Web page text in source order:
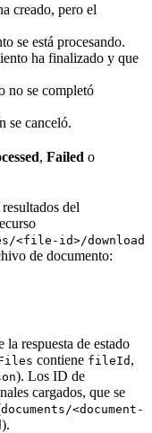
creado, pero el
se está procesando.
ha finalizado y que
no se completó
se canceló.
, Failed o
del
<file-id>/download
de documento:
la respuesta de estado
contiene fileId ,
). Los ID de
cargados, que se
documents/<document-
).